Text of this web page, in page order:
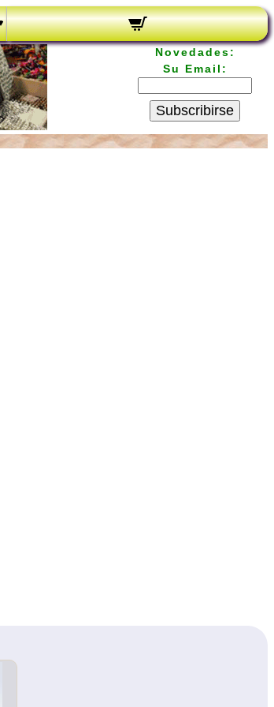
Novedades:
Su Email:
Subscribirse